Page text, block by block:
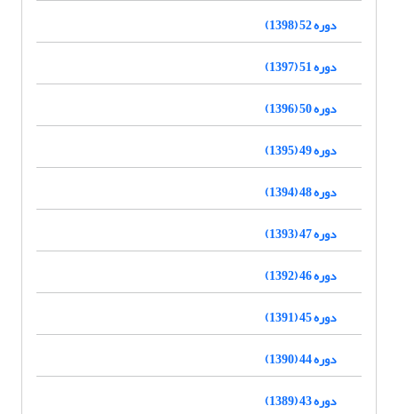
دوره 52 (1398)
دوره 51 (1397)
دوره 50 (1396)
دوره 49 (1395)
دوره 48 (1394)
دوره 47 (1393)
دوره 46 (1392)
دوره 45 (1391)
دوره 44 (1390)
دوره 43 (1389)